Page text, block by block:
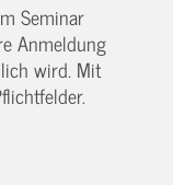
Seminar
Anmeldung
wird. Mit